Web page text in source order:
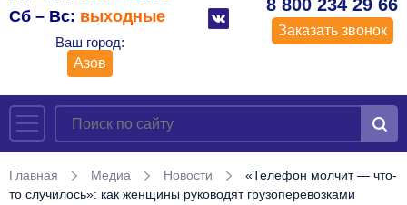
Сб – Вс: выходные
Ваш город:
Азов
8 800 234 29 66
Заказать звонок
Главная Медиа Новости
«Телефон молчит — что-
то случилось»: как женщины руководят грузоперевозками